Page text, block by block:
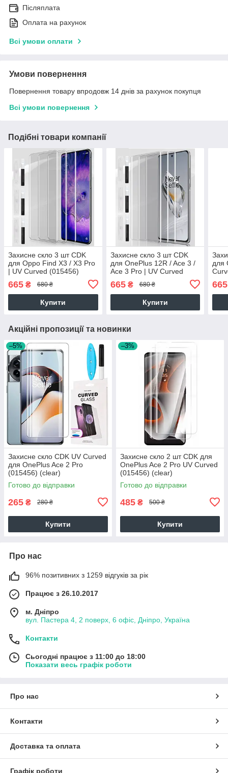
Післяплата
Оплата на рахунок
Всі умови оплати
Умови повернення
Повернення товару впродовж 14 днів за рахунок покупця
Всі умови повернення
Подібні товари компанії
Захисне скло 3 шт CDK
для Oppo Find X3 / X3 Pro
| UV Curved (015456)
665 ₴ 680 ₴
Купити
Захисне скло 3 шт CDK
для OnePlus 12R / Ace 3 /
Ace 3 Pro | UV Curved
665₴ 680 ₴
Купити
для
665
Акційні пропозиції та новинки
–5%
Захисне скло CDK UV Curved
для OnePlus Ace 2 Pro
(015456) (clear)
Готово до відправки
265 ₴ 280 ₴
Купити
–3%
Захисне скло 2 шт CDK для
OnePlus Ace 2 Pro UV Curved
(015456) (clear)
Готово до відправки
485 ₴ 500 ₴
Купити
Про нас
96% позитивних з 1259 відгуків за рік
Працює з 26.10.2017
м. Дніпро
вул. Пастера 4, 2 поверх, 6 офіс, Дніпро, Україна
Контакти
Сьогодні працює з 11:00 до 18:00
Показати весь графік роботи
Про нас
Контакти
Доставка та оплата
Графік роботи